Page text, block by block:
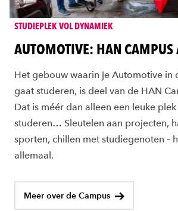
STUDIEPLEK VOL DYNAMIEK
AUTOMOTIVE: HAN CAMPUS
Het gebouw waarin je Automotive in
gaat studeren, is deel van de HAN
Dat is méér dan alleen een leuke
studeren… Sleutelen aan projecten,
sporten, chillen met studiegenoten –
allemaal.
Meer over de Campus